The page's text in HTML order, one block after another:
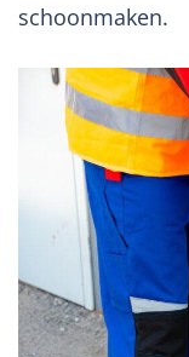
schoonmaken.